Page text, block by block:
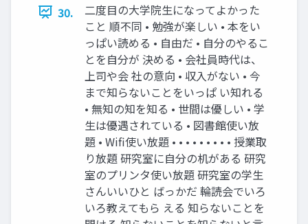
30.
⼆度⽬の⼤学院⽣になってよかった
こと 順不同 • 勉強が楽しい • 本をい
っぱい読める • ⾃由だ • ⾃分のやるこ
とを⾃分が 決める • 会社員時代は、
上司や会 社の意向 • 収⼊がない • 今
まで知らないことをいっぱ い知れる
• 無知の知を知る • 世間は優しい • 学
⽣は優遇されている • 図書館使い放
題 • Wifi使い放題 • • • • • • • • • 授業取
り放題 研究室に⾃分の机がある 研究
室のプリンタ使い放題 研究室の学⽣
さんいいひと ばっかだ 輪読会でいろ
いろ教えてもら える 知らないことを